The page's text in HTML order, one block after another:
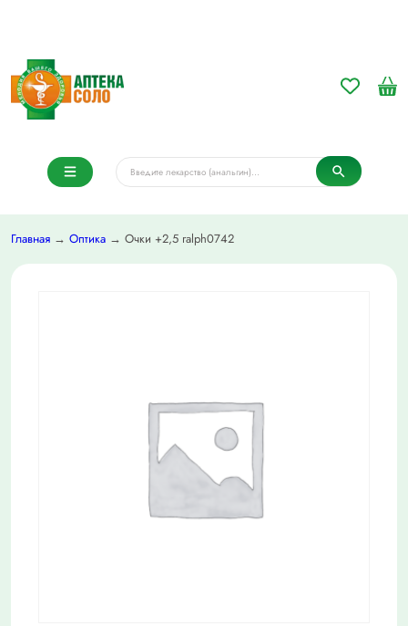
Главная → Оптика → Очки +2,5 ralph0742